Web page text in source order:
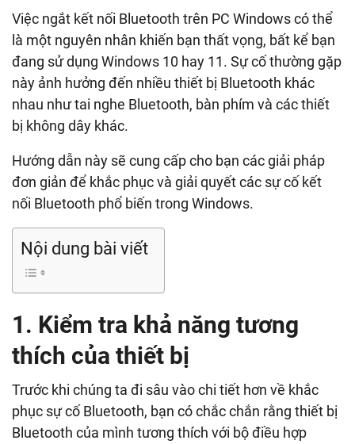
Việc ngắt kết nối Bluetooth trên PC Windows có thể
là một nguyên nhân khiến bạn thất vọng, bất kể bạn
đang sử dụng Windows 10 hay 11. Sự cố thường gặp
này ảnh hưởng đến nhiều thiết bị Bluetooth khác
nhau như tai nghe Bluetooth, bàn phím và các thiết
bị không dây khác.
Hướng dẫn này sẽ cung cấp cho bạn các giải pháp
đơn giản để khắc phục và giải quyết các sự cố kết
nối Bluetooth phổ biến trong Windows.
Nội dung bài viết
1. Kiểm tra khả năng tương
thích của thiết bị
Trước khi chúng ta đi sâu vào chi tiết hơn về khắc
phục sự cố Bluetooth, bạn có chắc chắn rằng thiết bị
Bluetooth của mình tương thích với bộ điều hợp